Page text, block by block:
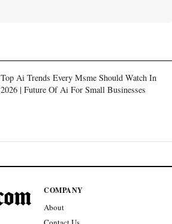
Top Ai Trends Every Msme Should Watch In
2026 | Future Of Ai For Small Businesses
COMPANY
About